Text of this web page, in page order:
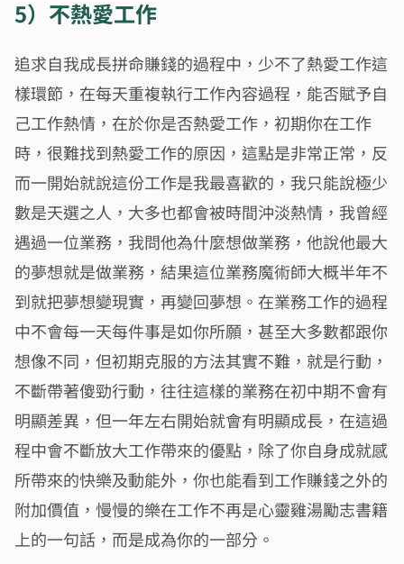
5）不熱愛工作
追求自我成長拼命賺錢的過程中，少不了熱愛工作這
樣環節，在每天重複執行工作內容過程，能否賦予自
己工作熱情，在於你是否熱愛工作，初期你在工作
時，很難找到熱愛工作的原因，這點是非常正常，反
而一開始就說這份工作是我最喜歡的，我只能說極少
數是天選之人，大多也都會被時間沖淡熱情，我曾經
遇過一位業務，我問他為什麼想做業務，他說他最大
的夢想就是做業務，結果這位業務魔術師大概半年不
到就把夢想變現實，再變回夢想。在業務工作的過程
中不會每一天每件事是如你所願，甚至大多數都跟你
想像不同，但初期克服的方法其實不難，就是行動，
不斷帶著傻勁行動，往往這樣的業務在初中期不會有
明顯差異，但一年左右開始就會有明顯成長，在這過
程中會不斷放大工作帶來的優點，除了你自身成就感
所帶來的快樂及動能外，你也能看到工作賺錢之外的
附加價值，慢慢的樂在工作不再是心靈雞湯勵志書籍
上的一句話，而是成為你的一部分。